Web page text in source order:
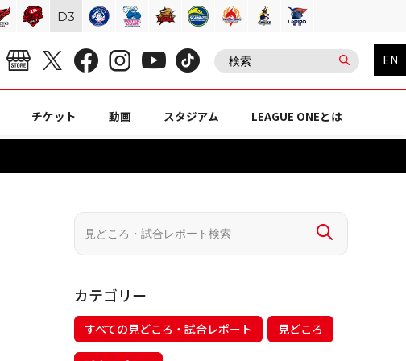
EN
チケット 動画 スタジアム LEAGUE ONEとは
カテゴリー
すべての見どころ・試合レポート 見どころ
D3